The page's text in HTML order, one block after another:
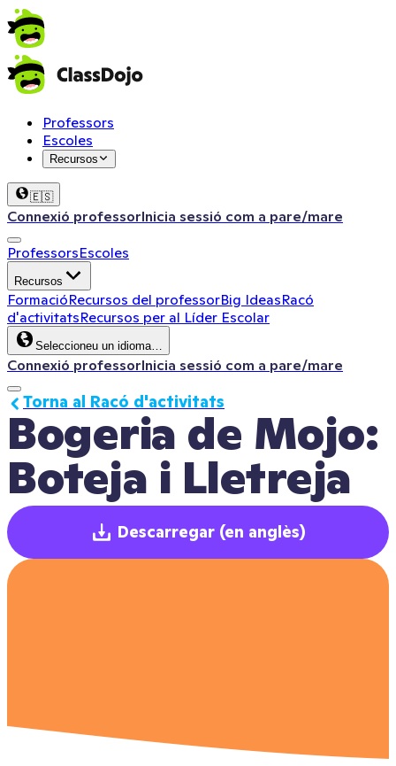
Professors
Escoles
Recursos
🇪🇸
Connexió professorInicia sessió com a pare/mare
ProfessorsEscoles
Recursos
FormacióRecursos del professorBig IdeasRacó
d'activitatsRecursos per al Líder Escolar
Seleccioneu un idioma…
Connexió professorInicia sessió com a pare/mare
Bogeria de Mojo:
Boteja i Lletreja
Torna al Racó d'activitats
Descarregar (en anglès)